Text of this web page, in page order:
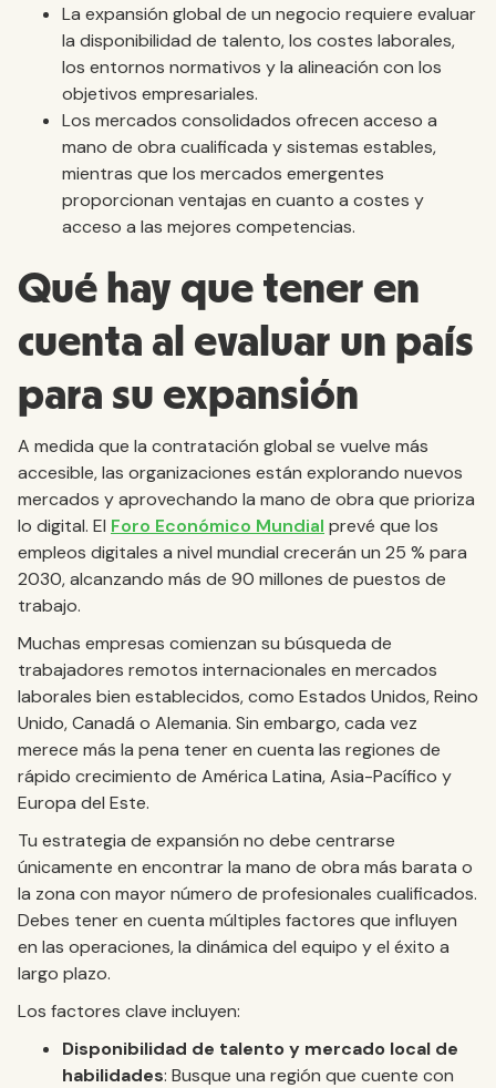
La expansión global de un negocio requiere evaluar
la disponibilidad de talento, los costes laborales,
los entornos normativos y la alineación con los
objetivos empresariales.
Los mercados consolidados ofrecen acceso a
mano de obra cualificada y sistemas estables,
mientras que los mercados emergentes
proporcionan ventajas en cuanto a costes y
acceso a las mejores competencias.
Qué hay que tener en
cuenta al evaluar un país
para su expansión
A medida que la contratación global se vuelve más
accesible, las organizaciones están explorando nuevos
mercados y aprovechando la mano de obra que prioriza
lo digital. El Foro Económico Mundial prevé que los
empleos digitales a nivel mundial crecerán un 25 % para
2030, alcanzando más de 90 millones de puestos de
trabajo.
Muchas empresas comienzan su búsqueda de
trabajadores remotos internacionales en mercados
laborales bien establecidos, como Estados Unidos, Reino
Unido, Canadá o Alemania. Sin embargo, cada vez
merece más la pena tener en cuenta las regiones de
rápido crecimiento de América Latina, Asia-Pacífico y
Europa del Este.
Tu estrategia de expansión no debe centrarse
únicamente en encontrar la mano de obra más barata o
la zona con mayor número de profesionales cualificados.
Debes tener en cuenta múltiples factores que influyen
en las operaciones, la dinámica del equipo y el éxito a
largo plazo.
Los factores clave incluyen:
Disponibilidad de talento y mercado local de
habilidades: Busque una región que cuente con